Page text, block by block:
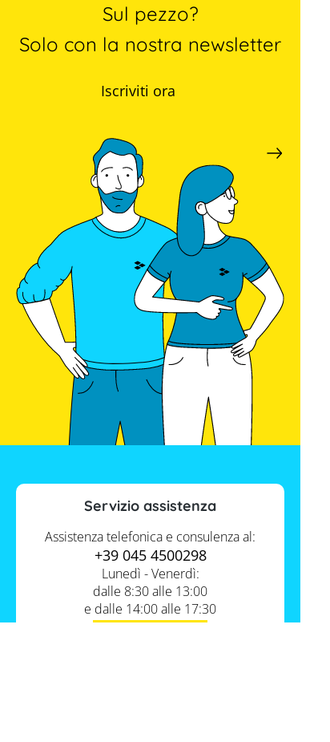
Sul pezzo?
Solo con la nostra newsletter
Iscriviti ora
Servizio assistenza
Assistenza telefonica e consulenza al:
+39 045 4500298
Lunedì - Venerdì:
dalle 8:30 alle 13:00
e dalle 14:00 alle 17:30